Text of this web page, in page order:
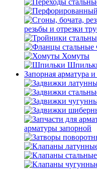
резьбы и отрезки
Хомуты
Запорная арматура
арматуры запорной